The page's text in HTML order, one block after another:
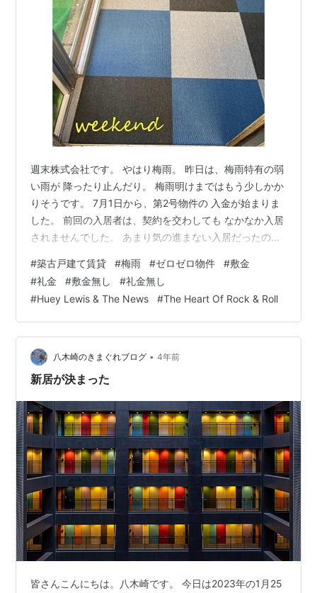
週末株式会社です。 やはり梅雨。 昨日は、梅雨特有の弱
い雨が 降ったり止んだり。 梅雨明けまではもう少しかか
りそうです。 7月1日から、第2号物件の 入金が始まりま
した。 前回の入居者は、契約を交わしても なかなか入居
されませんでした。 あまり気の進まない入居だったので
います。 築古戸建賃貸の利点は、 家賃を比較的低く設定
しているため 長く入居していただけることです。 また、
家賃の割には、部屋が広く、 狭いながら庭があることで
す。 荷物が多くても置き場に困りません。 また、敷金と
礼金無しの ゼロゼロ物件にしていますので、 入居契約に
それほど…
#築古戸建て賃貸 #梅雨 #ゼロゼロ物件 #敷金
#礼金 #敷金無し #礼金無し
#Huey Lewis & The News #The Heart Of Rock & Roll
八木崎のきまぐれブログ • 4年前
新居が決まった
皆さんこんにちは。八木崎です。 今日は2023年の1月25